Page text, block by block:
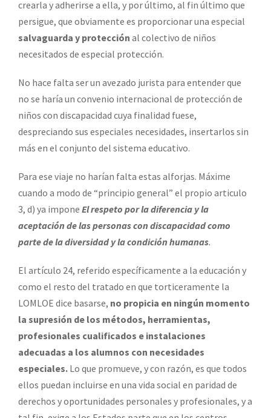
crearla y adherirse a ella, y por último, al fin último que
persigue, que obviamente es proporcionar una especial
salvaguarda y protección al colectivo de niños
necesitados de especial protección.
No hace falta ser un avezado jurista para entender que
no se haría un convenio internacional de protección de
niños con discapacidad cuya finalidad fuese,
despreciando sus especiales necesidades, insertarlos sin
más en el conjunto del sistema educativo.
Para ese viaje no harían falta estas alforjas. Máxime
cuando a modo de “principio general” el propio articulo
3, d) ya impone El respeto por la diferencia y la
aceptación de las personas con discapacidad como
parte de la diversidad y la condición humanas.
El artículo 24, referido específicamente a la educación y
como el resto del tratado en que torticeramente la
LOMLOE dice basarse, no propicia en ningún momento
la supresión de los métodos, herramientas,
profesionales cualificados e instalaciones
adecuadas a los alumnos con necesidades
especiales. Lo que promueve, y con razón, es que todos
ellos puedan incluirse en una vida social en paridad de
derechos y oportunidades personales y profesionales, y a